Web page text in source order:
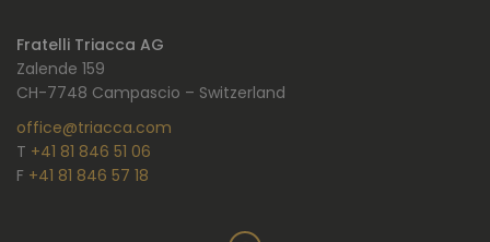
Fratelli Triacca AG
Zalende 159
CH-7748 Campascio – Switzerland
office@triacca.com
T +41 81 846 51 06
F +41 81 846 57 18